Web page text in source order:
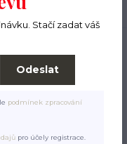
polštáře
Stačí zadat váš
Odeslat
podmínek zpracování
pro účely registrace.